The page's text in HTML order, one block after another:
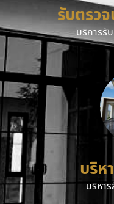
รับตรว
บริการรั
บริห
บริหา